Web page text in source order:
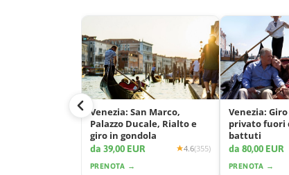
Venezia: San Marco,
Palazzo Ducale, Rialto e
giro in gondola
da 39,00 EUR 4.6(355)
PRENOTA →
Venezia:
privato fuori
battuti
da 80,00 EUR
PRENOTA →